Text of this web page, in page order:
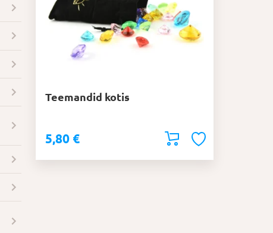
Teemandid kotis
5,80 €